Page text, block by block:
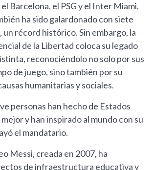
Barcelona, el PSG y el Inter Miami,
ha sido galardonado con siete
un récord histórico. Sin embargo, la
de la Libertad coloca su legado
reconociéndolo no solo por sus
de juego, sino también por su
humanitarias y sociales.
personas han hecho de Estados
y han inspirado al mundo con su
el mandatario.
Messi, creada en 2007, ha
de infraestructura educativa y